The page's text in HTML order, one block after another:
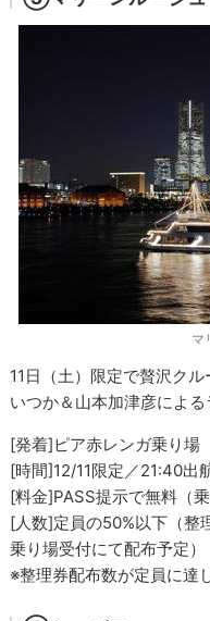
マ
11日（土）限定で贅沢クル
いつか＆山本加津彦による
[発着]ピア赤レンガ乗り場
[時間]12/11限定／21:40出
[料金]PASS提示で無料（乗
[人数]定員の50%以下（整
乗り場受付にて配布予定）
※整理券配布数が定員に達